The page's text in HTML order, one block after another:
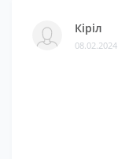
Кіріл
08.02.2024